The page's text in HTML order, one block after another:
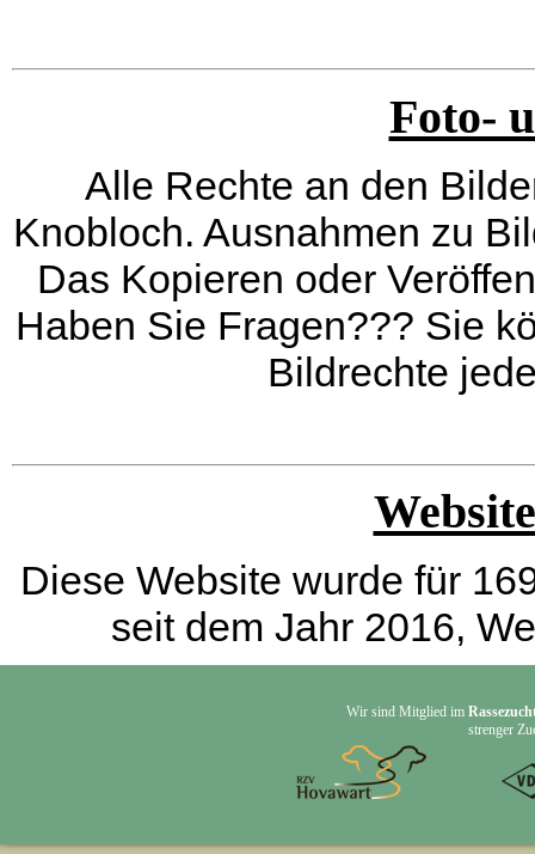
Foto-
Alle Rechte an den
Knobloch. Ausnahmen zu
Das Kopieren oder
Haben Sie Fragen??? Sie
Bildrechte
Diese Website wurde für
seit dem Jahr 2016,
Wir sind Mitglied im
strenger